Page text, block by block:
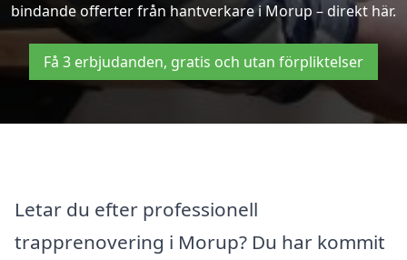
bindande offerter från hantverkare i Morup – direkt här.
Få 3 erbjudanden, gratis och utan förpliktelser
Letar du efter professionell
trapprenovering i Morup? Du har kommit